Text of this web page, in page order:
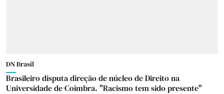
DN Brasil
Brasileiro disputa direção de núcleo de Direito na
Universidade de Coimbra. "Racismo tem sido presente"